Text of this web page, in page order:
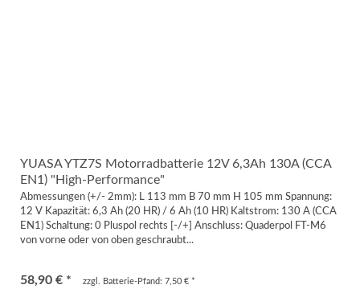
YUASA YTZ7S Motorradbatterie 12V 6,3Ah 130A (CCA
EN1) "High-Performance"
Abmessungen (+/- 2mm): L 113 mm B 70 mm H 105 mm Spannung:
12 V Kapazität: 6,3 Ah (20 HR) / 6 Ah (10 HR) Kaltstrom: 130 A (CCA
EN1) Schaltung: 0 Pluspol rechts [-/+] Anschluss: Quaderpol FT-M6
von vorne oder von oben geschraubt...
58,90 € * zzgl. Batterie-Pfand: 7,50 € *